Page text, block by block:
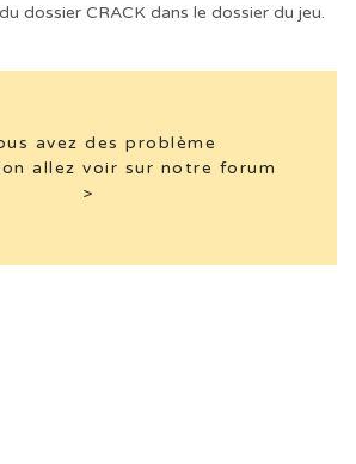
dossier CRACK dans le dossier du jeu.
avez des problème
allez voir sur notre forum
>